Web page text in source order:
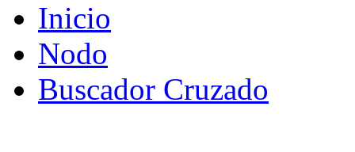
Inicio
Nodo
Buscador Cruzado